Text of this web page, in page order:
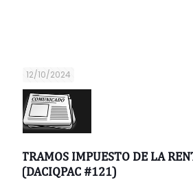
12/10/2024
TRAMOS IMPUESTO DE LA
(DACIQPAC #121)